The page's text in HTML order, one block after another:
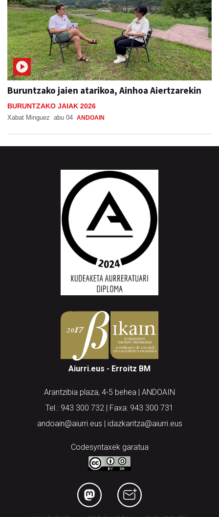
Buruntzako jaien atarikoa, Ainhoa Aiertzarekin
BURUNTZAKO JAIAK 2026
Xabat Minguez abu 04 ANDOAIN
Aiurri.eus - Erroitz BM
Arantzibia plaza, 4-5 behea | ANDOAIN
Tel.: 943 300 732 | Faxa: 943 300 731
andoain@aiurri.eus | idazkaritza@aiurri.eus
Codesyntaxek garatua